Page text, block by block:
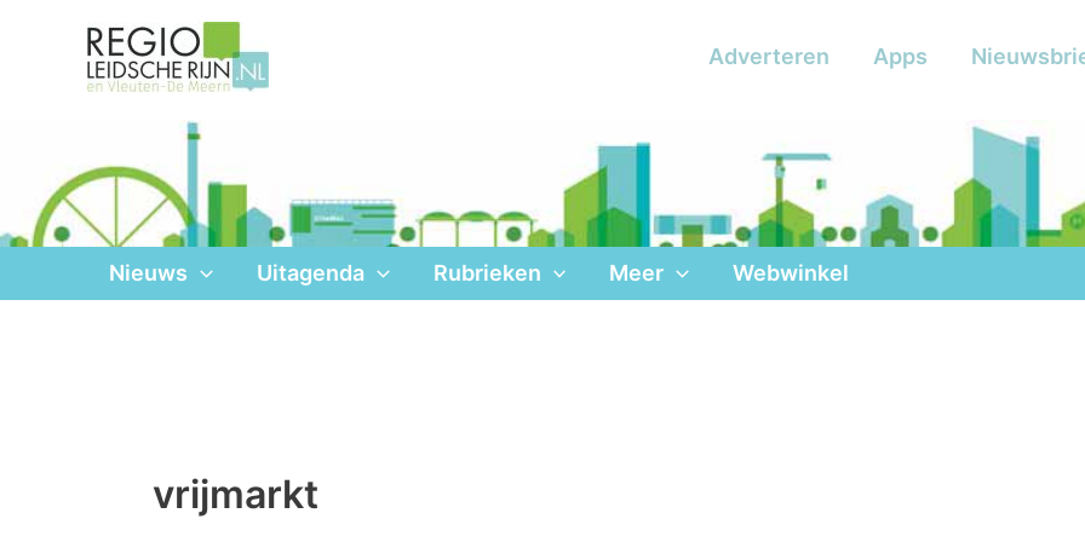
Adverteren Apps
Nieuws Uitagenda Rubrieken Meer Webwinkel
vrijmarkt